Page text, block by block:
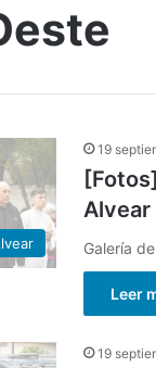
19
Alvear
Galería
Leer
19